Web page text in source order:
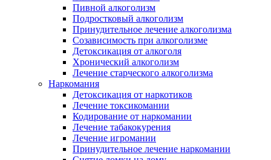
Пивной алкоголизм
Подростковый алкоголизм
Принудительное лечение алкоголизма
Созависимость при алкоголизме
Детоксикация от алкоголя
Хронический алкоголизм
Лечение старческого алкоголизма
Наркомания
Детоксикация от наркотиков
Лечение токсикомании
Кодирование от наркомании
Лечение табакокурения
Лечение игромании
Принудительное лечение наркомании